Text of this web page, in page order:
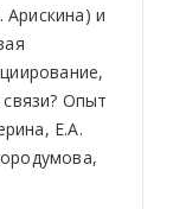
и
Опыт
Е.А.